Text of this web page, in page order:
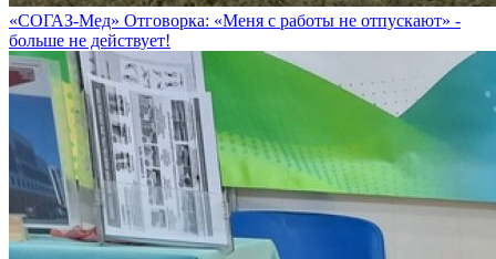
«СОГАЗ-Мед» Отговорка: «Меня с работы не отпускают» -
больше не действует!